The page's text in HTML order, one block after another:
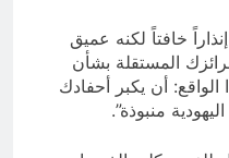
خافتاً لكنه عميق
المستقلة بشأن
أن يكبر أحفادك
منبوذة”.